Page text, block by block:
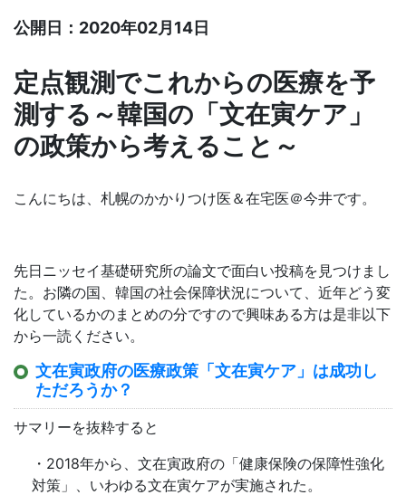
公開日：2020年02月14日
定点観測でこれからの医療を予
測する～韓国の「文在寅ケア」
の政策から考えること～
こんにちは、札幌のかかりつけ医＆在宅医＠今井です。
先日ニッセイ基礎研究所の論文で面白い投稿を見つけまし
た。お隣の国、韓国の社会保障状況について、近年どう変
化しているかのまとめの分ですので興味ある方は是非以下
から一読ください。
文在寅政府の医療政策「文在寅ケア」は成功し
ただろうか？
サマリーを抜粋すると
・2018年から、文在寅政府の「健康保険の保障性強化
対策」、いわゆる文在寅ケアが実施された。